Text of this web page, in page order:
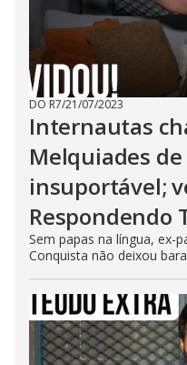
DO R7/21/07/2023
Internautas
Melquiades
insuportável;
Respondendo
Sem papas na língua, ex-
Conquista não deixou